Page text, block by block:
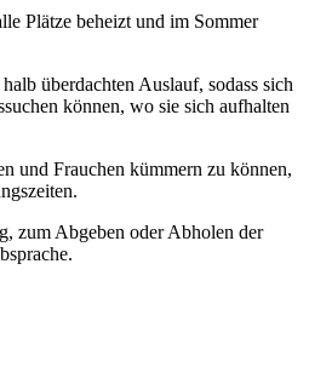
Plätze beheizt und im Sommer
überdachten Auslauf, sodass sich
können, wo sie sich aufhalten
und Frauchen kümmern zu können,
zum Abgeben oder Abholen der